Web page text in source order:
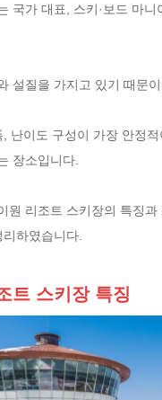
국가 대표, 스키·보드 마니
설질을 가지고 있기 때문이
난이도 구성이 가장 안정
장소입니다.
원 리조트 스키장의 특징과
하였습니다.
트 스키장 특징